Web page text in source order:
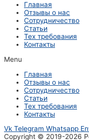
Главная
Отзывы о нас
Сотрудничество
Статьи
Тех требования
Контакты
Menu
Главная
Отзывы о нас
Сотрудничество
Статьи
Тех требования
Контакты
Vk Telegram Whatsapp
Copyright © 2019-2026